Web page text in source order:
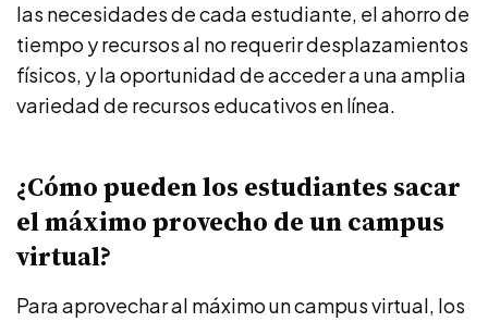
las necesidades de cada estudiante, el ahorro de
tiempo y recursos al no requerir desplazamientos
físicos, y la oportunidad de acceder a una amplia
variedad de recursos educativos en línea.
¿Cómo pueden los estudiantes sacar
el máximo provecho de un campus
virtual?
Para aprovechar al máximo un campus virtual, los